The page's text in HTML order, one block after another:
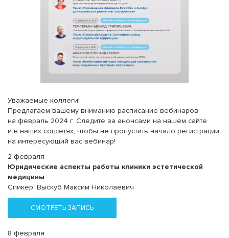
Уважаемые коллеги!
Предлагаем вашему вниманию расписание вебинаров
на февраль 2024 г. Следите за анонсами на нашем сайте
и в наших соцсетях, чтобы не пропустить начало регистрации
на интересующий вас вебинар!
2 февраля
Юридические аспекты работы клиники эстетической
медицины
Спикер: Выскуб Максим Николаевич
СМОТРЕТЬ ЗАПИСЬ
8 февраля